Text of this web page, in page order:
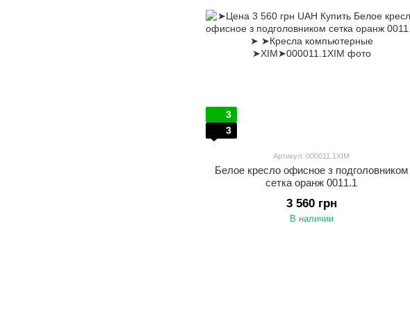
3
3
Артикул: 000011.1XIM
Белое кресло офисное з подголовником
сетка оранж 0011.1
3 560 грн
В наличии